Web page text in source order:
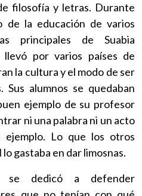
filosofía y letras. Durante
de la educación de varios
principales de Suabia
llevó por varios países de
la cultura y el modo de ser
Sus alumnos se quedaban
ejemplo de su profesor
ni una palabra ni un acto
Lo que los otros
gastaba en dar limosnas.
se dedicó a defender